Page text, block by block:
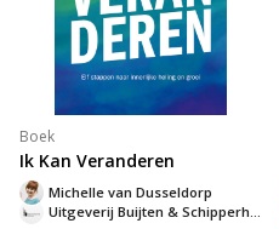
Boek
Ik Kan Veranderen
Uitgeverij Buijten & Schipperheijn
Michelle van Dusseldorp